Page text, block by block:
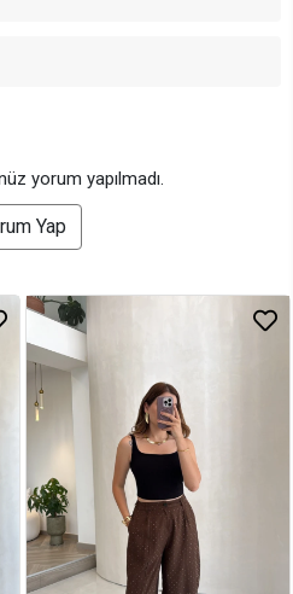
yorum yapılmadı.
Yap